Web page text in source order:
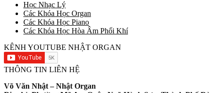
Học Nhạc Lý
Các Khóa Học Organ
Các Khóa Học Piano
Các Khóa Học Hòa Âm Phối Khí
KÊNH YOUTUBE NHẬT ORGAN
THÔNG TIN LIÊN HỆ
Võ Văn Nhật – Nhật Organ